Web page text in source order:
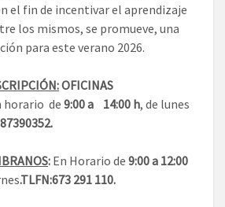
el fin de incentivar el aprendizaje
los mismos, se promueve, una
para este verano 2026.
OFICINAS
horario de9:00 a 14:00 h, de lunes
: En Horario de 9:00 a 12:00
.TLFN:673 291 110.